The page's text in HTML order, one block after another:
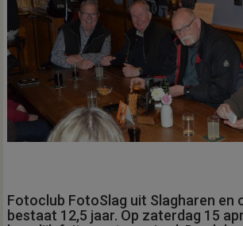
Fotoclub FotoSlag uit Slagharen en
bestaat 12,5 jaar. Op zaterdag 15